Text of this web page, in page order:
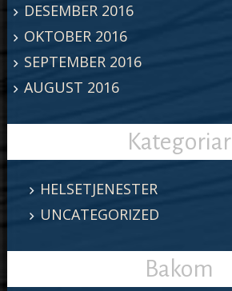
DESEMBER 2016
OKTOBER 2016
SEPTEMBER 2016
AUGUST 2016
Kategoriar
HELSETJENESTER
UNCATEGORIZED
Bakom